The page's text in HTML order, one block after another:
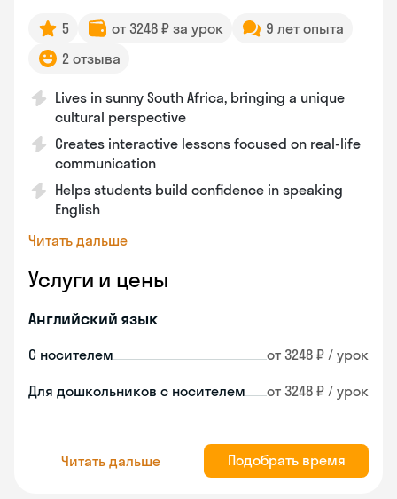
5 от 3248 ₽ за урок
9 лет опыта
2 отзыва
Lives in sunny South Africa, bringing a unique
cultural perspective
Creates interactive lessons focused on real-life
communication
Helps students build confidence in speaking
English
Читать дальше
Услуги и цены
Английский язык
С носителем от 3248 ₽ / урок
Для дошкольников с носителем от 3248 ₽ / урок
Читать дальше Подобрать время